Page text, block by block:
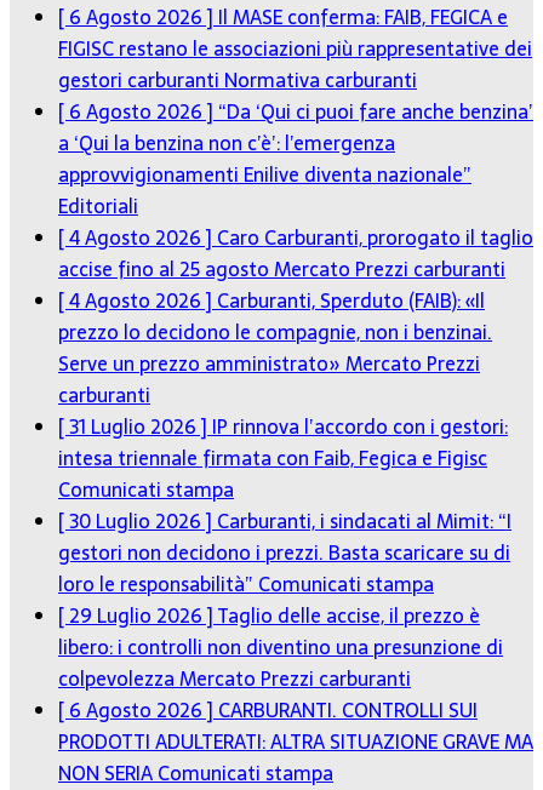
[ 6 Agosto 2026 ] Il MASE conferma: FAIB, FEGICA e
FIGISC restano le associazioni più rappresentative dei
gestori carburanti Normativa carburanti
[ 6 Agosto 2026 ] “Da ‘Qui ci puoi fare anche benzina’
a ‘Qui la benzina non c’è’: l’emergenza
approvvigionamenti Enilive diventa nazionale”
Editoriali
[ 4 Agosto 2026 ] Caro Carburanti, prorogato il taglio
accise fino al 25 agostoMercato Prezzi carburanti
[ 4 Agosto 2026 ] Carburanti, Sperduto (FAIB): «Il
prezzo lo decidono le compagnie, non i benzinai.
Serve un prezzo amministrato»Mercato Prezzi
carburanti
[ 31 Luglio 2026 ] IP rinnova l’accordo con i gestori:
intesa triennale firmata con Faib, Fegica e Figisc
Comunicati stampa
[ 30 Luglio 2026 ] Carburanti, i sindacati al Mimit: “I
gestori non decidono i prezzi. Basta scaricare su di
loro le responsabilità” Comunicati stampa
[ 29 Luglio 2026 ]Taglio delle accise, il prezzo è
libero: i controlli non diventino una presunzione di
colpevolezzaMercato Prezzi carburanti
[ 6 Agosto 2026 ] CARBURANTI. CONTROLLI SUI
PRODOTTI ADULTERATI: ALTRA SITUAZIONE GRAVE MA
NON SERIAComunicati stampa